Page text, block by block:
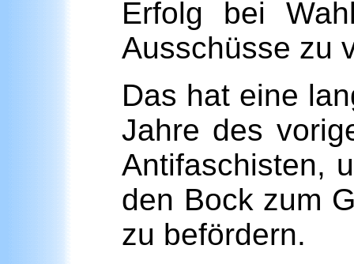
Erfolg bei
Ausschüsse zu
Das hat eine
Jahre des
Antifaschisten,
den Bock zum
zu befördern.